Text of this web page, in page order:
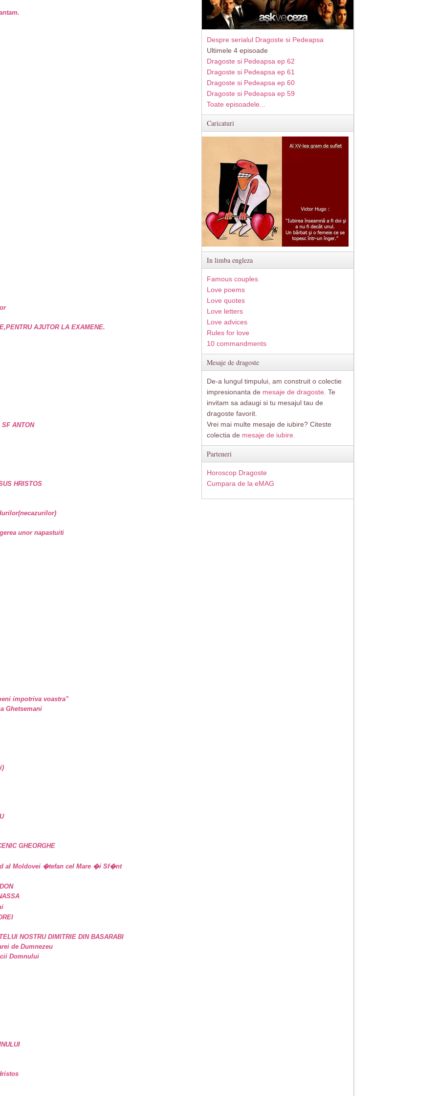
AJUTOR LA EXAMENE.
SF ANTON
HRISTOS
unor napastuiti
impotriva voastra"
Ghetsemani
GHEORGHE
al Moldovei �tefan cel Mare �i Sf�nt
NOSTRU DIMITRIE DIN BASARABI
de Dumnezeu
Domnului
Despre serialul Dragoste si Pedeapsa
Ultimele 4 episoade
Dragoste si Pedeapsa ep 62
Dragoste si Pedeapsa ep 61
Dragoste si Pedeapsa ep 60
Dragoste si Pedeapsa ep 59
Toate episoadele...
Caricaturi
In limba engleza
Famous couples
Love poems
Love quotes
Love letters
Love advices
Rules for love
10 commandments
Mesaje de dragoste
De-a lungul timpului, am construit o colectie
impresionanta de mesaje de dragoste . Te
invitam sa adaugi si tu mesajul tau de
dragoste favorit.
Vrei mai multe mesaje de iubire? Citeste
colectia de mesaje de iubire.
Parteneri
Horoscop Dragoste
Cumpara de la eMAG